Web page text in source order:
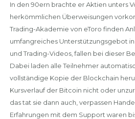
In den 90ern brachte er Aktien unters
herkömmlichen Überweisungen
Trading-Akademie von eToro finden
umfangreiches Unterstützungsgebot
und Trading-Videos, fallen bei dieser
Dabei laden alle Teilnehmer
vollständige Kopie der Blockchain
Kursverlauf der Bitcoin nicht oder
das tat sie dann auch, verpassen
Erfahrungen mit dem Support waren